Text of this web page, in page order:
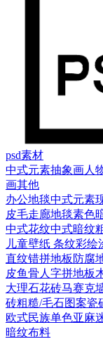
psd素材
中式元素抽象画人
画其他
办公地毯中式元素
皮毛走廊地毯素色
中式花纹中式暗纹
儿童壁纸 条纹彩绘
直纹错拼地板 防腐
皮鱼骨人字拼地板
大理石花砖马赛克
砖粗糙/毛石图案瓷
欧式民族单色亚麻
暗纹布料